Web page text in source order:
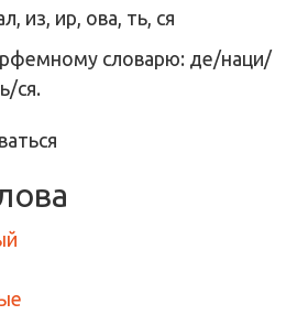
из, ир, ова, ть, ся
словарю: де/наци/
ся.
ться